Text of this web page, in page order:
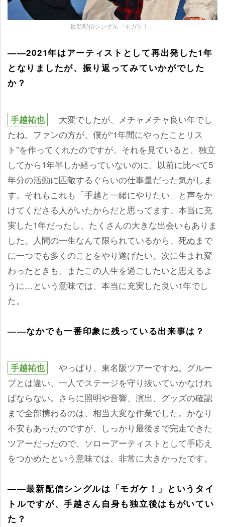
最新配信シングル「モガケ！」
――2021年はアーティストとして再出発した1年
となりましたが、振り返ってみていかがでした
か？
手越祐也
大変でしたが、メチャメチャ良い年でし
たね。ファンの方が、僕が“1年間にやったことリス
ト”を作ってくれたのですが、それを見ていると、独立
してから1年半しか経っていないのに、以前に比べて5
年分の活動に匹敵するぐらいの仕事量だった気がしま
す。それもこれも「手越と一緒にやりたい」と声をか
けてくださる人がいたからだと思ってます。本当に充
実した1年だったし、たくさんの大きな出会いもありま
した。人間の一生なんて限られているから、死ぬまで
に一つでも多くのことをやり遂げたい。次に生まれ変
わったときも、またこの人生を過ごしたいと思えるよ
うに…という意味では、本当に充実した良い1年でし
た。
――なかでも一番印象に残っている出来事は？
手越祐也
っぱり、東名阪ツアーですね。グルー
プとは違い、一人でステージを守り抜いていかなけれ
ばならない。さらに照明や音響、演出、グッズの確認
まで全部携わるのは、相当大変な作業でした。かなり
不安もあったのですが、しっかり最後まで完走できた
ツアーだったので、ソローアーティストとして手応え
をつかめたという意味では、非常に大きかったです。
――最新配信シングルは「モガケ！」というタイ
トルですが、手越さん自身も独立後はもがいてい
た？